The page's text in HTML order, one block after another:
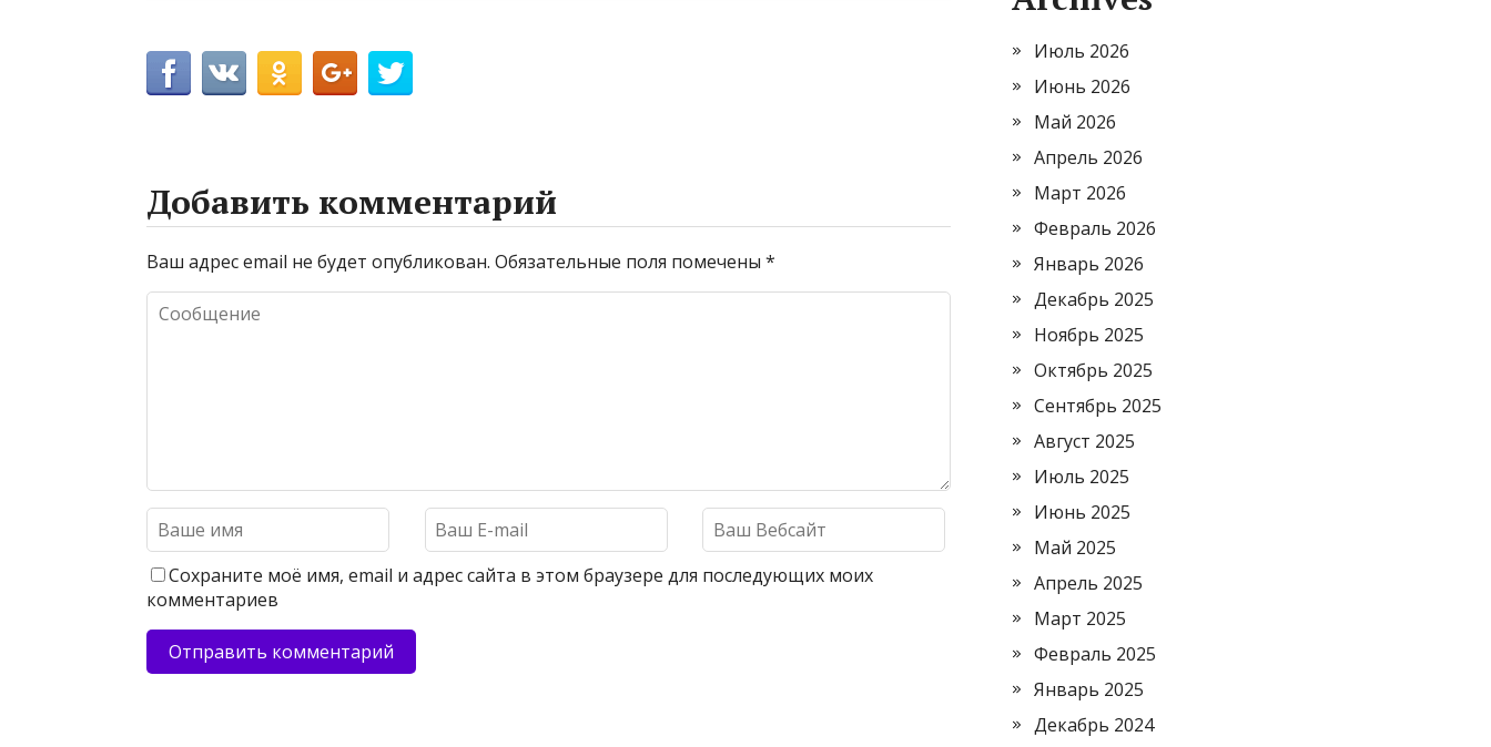
Добавить комментарий
Ваш адрес email не будет опубликован. Обязательные поля помечены *
Сохраните моё имя, email и адрес сайта в этом браузере для последующих моих
комментариев
Июль 2026
Июнь 2026
Май 2026
Апрель 2026
Март 2026
Февраль 2026
Январь 2026
Декабрь 2025
Ноябрь 2025
Октябрь 2025
Сентябрь 2025
Август 2025
Июль 2025
Июнь 2025
Май 2025
Апрель 2025
Март 2025
Февраль 2025
Январь 2025
Декабрь 2024